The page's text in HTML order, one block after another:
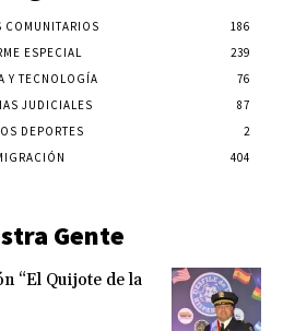
COMUNITARIOS
186
ESPECIAL
239
Y TECNOLOGÍA
76
JUDICIALES
87
DEPORTES
2
404
Gente
“El Quijote de la